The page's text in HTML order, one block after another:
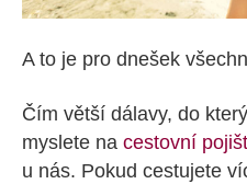
A to je pro dnešek
Čím větší dálavy, do
myslete na cestovní
u nás. Pokud cestujete